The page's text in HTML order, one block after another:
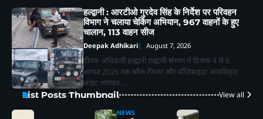
हल्द्वानी : आरटीओ गुरदेव सिंह के निर्देश पर परिवहन
विभाग ने चलाया चेकिंग अभियान, 967 वाहनों के हुए
चालान, 113 वाहन सीज
Deepak Adhikari August 7, 2026
दीपक अधिकारी हल्द्वानी हल्द्वानी संभाग में दिनांक 4 से 6
अगस्त 2026 तक ब्लैक फिल्म और मॉडिफाइड/ अनाधिकृत
लाइट लगाकर…
List Posts Thumbnail View all
NEWS